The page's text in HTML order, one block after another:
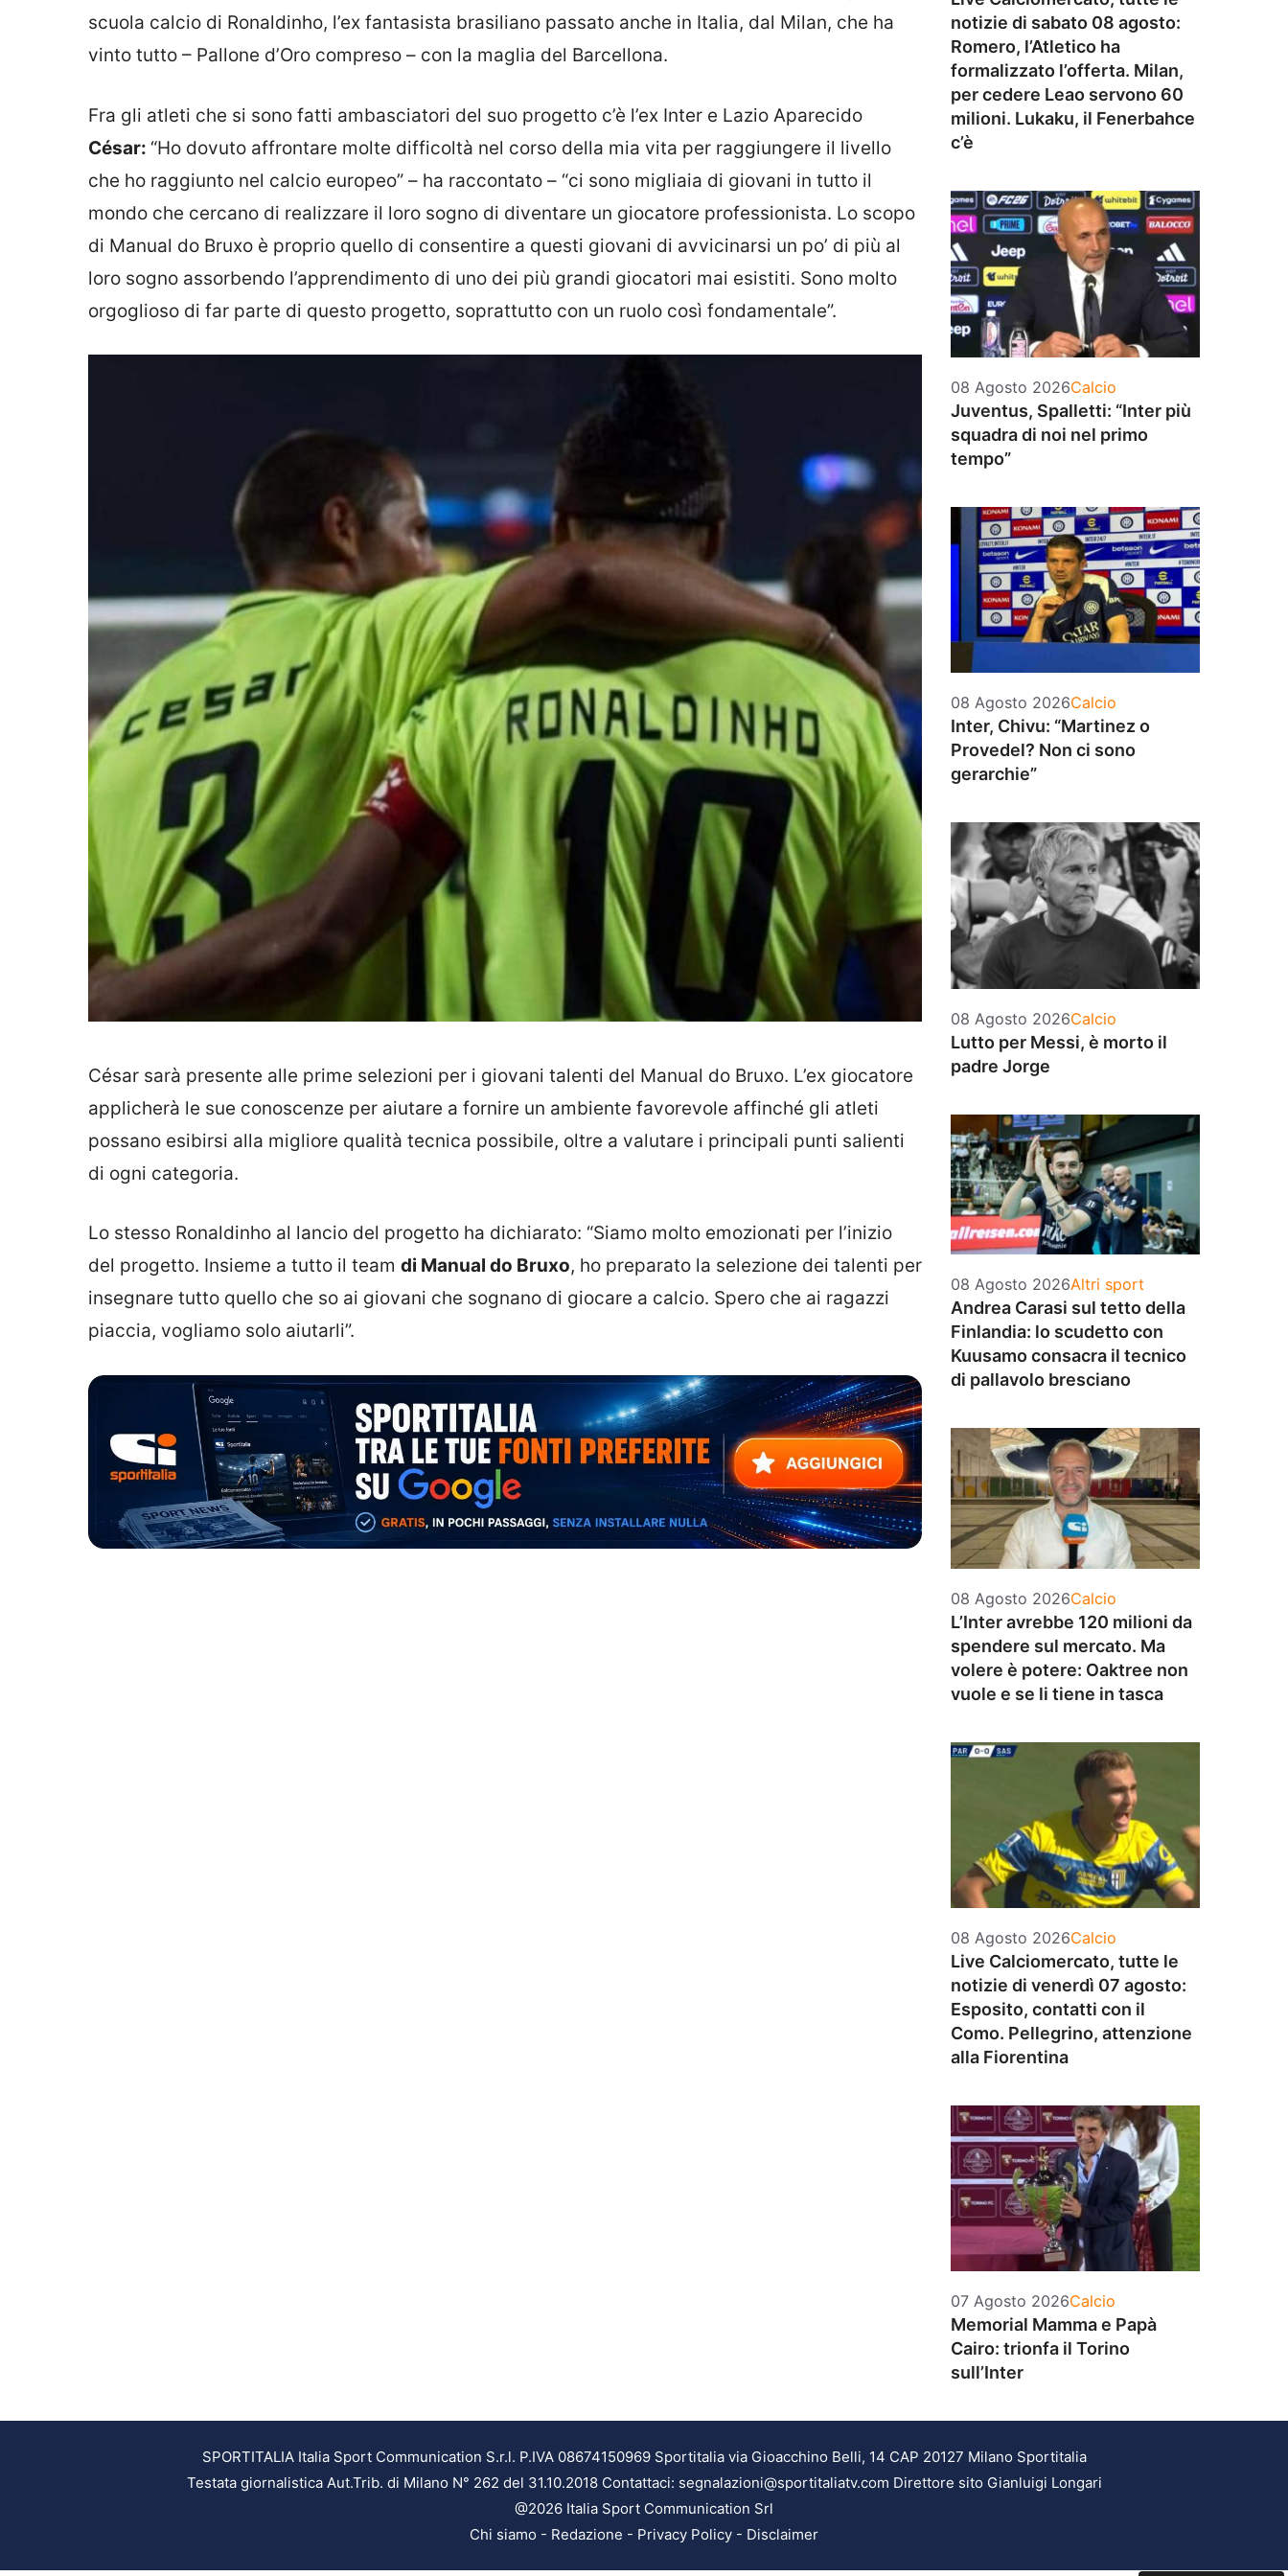
scuola calcio di Ronaldinho, l’ex fantasista brasiliano passato anche in Italia, dal Milan, che ha
vinto tutto – Pallone d’Oro compreso – con la maglia del Barcellona.
Fra gli atleti che si sono fatti ambasciatori del suo progetto c’è l’ex Inter e Lazio Aparecido
César: “Ho dovuto affrontare molte difficoltà nel corso della mia vita per raggiungere il livello
che ho raggiunto nel calcio europeo” – ha raccontato – “ci sono migliaia di giovani in tutto il
mondo che cercano di realizzare il loro sogno di diventare un giocatore professionista. Lo scopo
di Manual do Bruxo è proprio quello di consentire a questi giovani di avvicinarsi un po’ di più al
loro sogno assorbendo l’apprendimento di uno dei più grandi giocatori mai esistiti. Sono molto
orgoglioso di far parte di questo progetto, soprattutto con un ruolo così fondamentale”.
César sarà presente alle prime selezioni per i giovani talenti del Manual do Bruxo. L’ex giocatore
applicherà le sue conoscenze per aiutare a fornire un ambiente favorevole affinché gli atleti
possano esibirsi alla migliore qualità tecnica possibile, oltre a valutare i principali punti salienti
di ogni categoria.
Lo stesso Ronaldinho al lancio del progetto ha dichiarato: “Siamo molto emozionati per l’inizio
del progetto. Insieme a tutto il team di Manual do Bruxo, ho preparato la selezione dei talenti per
insegnare tutto quello che so ai giovani che sognano di giocare a calcio. Spero che ai ragazzi
piaccia, vogliamo solo aiutarli”.
notizie di sabato 08 agosto:
Romero, l’Atletico ha
formalizzato l’offerta. Milan,
per cedere Leao servono 60
milioni. Lukaku, il Fenerbahce
c’è
08 Agosto 2026Categorie
Calcio
Juventus, Spalletti: “Inter più
squadra di noi nel primo
tempo”
08 Agosto 2026Categorie
Calcio
Inter, Chivu: “Martinez o
Provedel? Non ci sono
gerarchie”
08 Agosto 2026Categorie
Calcio
Lutto per Messi, è morto il
padre Jorge
08 Agosto 2026Categorie
Altri sport
Andrea Carasi sul tetto della
Finlandia: lo scudetto con
Kuusamo consacra il tecnico
di pallavolo bresciano
08 Agosto 2026Categorie
Calcio
L’Inter avrebbe 120 milioni da
spendere sul mercato. Ma
volere è potere: Oaktree non
vuole e se li tiene in tasca
08 Agosto 2026Categorie
Calcio
Live Calciomercato, tutte le
notizie di venerdì 07 agosto:
Esposito, contatti con il
Como. Pellegrino, attenzione
alla Fiorentina
07 Agosto 2026Categorie
Calcio
Memorial Mamma e Papà
Cairo: trionfa il Torino
sull’Inter
SPORTITALIA Italia Sport Communication S.r.l. P.IVA 08674150969 Sportitalia via Gioacchino Belli, 14 CAP 20127 Milano Sportitalia
Testata giornalistica Aut.Trib. di Milano N° 262 del 31.10.2018 Contattaci: segnalazioni@sportitaliatv.com Direttore sito Gianluigi Longari
@2026 Italia Sport Communication Srl
Chi siamo - Redazione - Privacy Policy - Disclaimer